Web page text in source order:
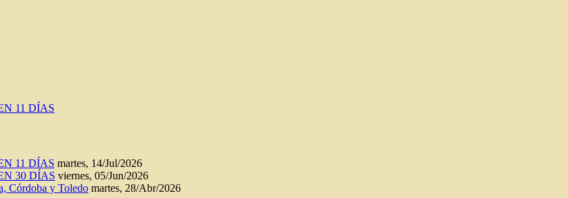
11 DÍAS
11 DÍAS martes, 14/Jul/2026
30 DÍAS viernes, 05/Jun/2026
Córdoba y Toledo martes, 28/Abr/2026